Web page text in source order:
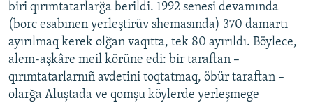
biri qırımtatarlarğa berildi. 1992 senesi devamında
(borc esabınen yerleştirüv shemasında) 370 damartı
ayırılmaq kerek olğan vaqıtta, tek 80 ayırıldı. Böylece,
alem-aşkâre meil körüne edi: bir taraftan –
qırımtatarlarnıñ avdetini toqtatmaq, öbür taraftan –
olarğa Aluştada ve qomşu köylerde yerleşmege